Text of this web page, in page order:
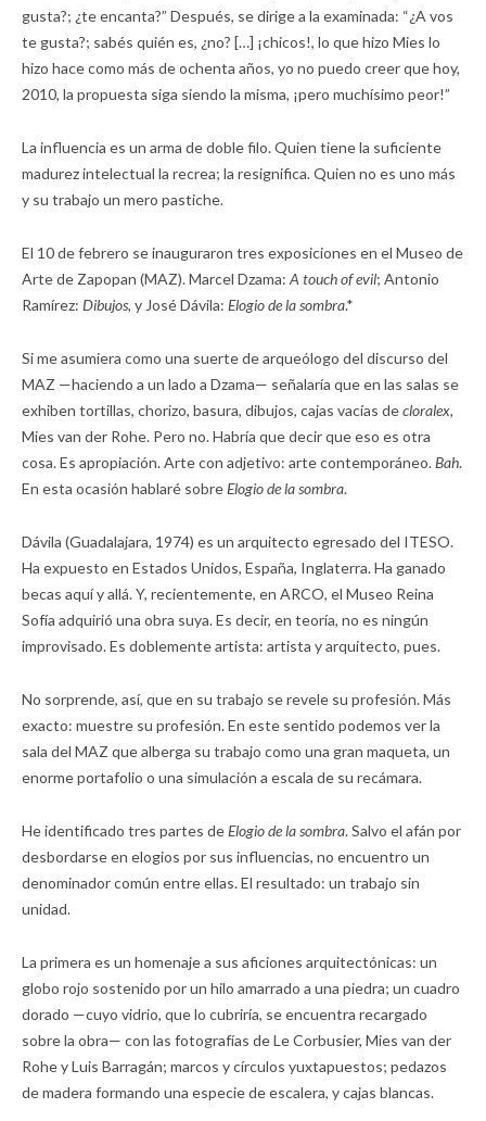
gusta?; ¿te encanta?” Después, se dirige a la examinada: “¿A vos
te gusta?; sabés quién es, ¿no? […] ¡chicos!, lo que hizo Mies lo
hizo hace como más de ochenta años, yo no puedo creer que hoy,
2010, la propuesta siga siendo la misma, ¡pero muchísimo peor!”
La influencia es un arma de doble filo. Quien tiene la suficiente
madurez intelectual la recrea; la resignifica. Quien no es uno más
y su trabajo un mero pastiche.
El 10 de febrero se inauguraron tres exposiciones en el Museo de
Arte de Zapopan (MAZ). Marcel Dzama: A touch of evil; Antonio
Ramírez: Dibujos, y José Dávila: Elogio de la sombra.*
Si me asumiera como una suerte de arqueólogo del discurso del
MAZ —haciendo a un lado a Dzama— señalaría que en las salas se
exhiben tortillas, chorizo, basura, dibujos, cajas vacías decloralex,
Mies van der Rohe. Pero no. Habría que decir que eso es otra
cosa. Es apropiación. Arte con adjetivo: arte contemporáneo.Bah.
En esta ocasión hablaré sobreElogio de la sombra.
Dávila (Guadalajara, 1974) es un arquitecto egresado del ITESO.
Ha expuesto en Estados Unidos, España, Inglaterra. Ha ganado
becas aquí y allá. Y, recientemente, en ARCO, el Museo Reina
Sofía adquirió una obra suya. Es decir, en teoría, no es ningún
improvisado. Es doblemente artista: artista y arquitecto, pues.
No sorprende, así, que en su trabajo se revele su profesión. Más
exacto: muestre su profesión. En este sentido podemos ver la
sala del MAZ que alberga su trabajo como una gran maqueta, un
enorme portafolio o una simulación a escala de su recámara.
He identificado tres partes deElogio de la sombra. Salvo el afán por
desbordarse en elogios por sus influencias, no encuentro un
denominador común entre ellas. El resultado: un trabajo sin
unidad.
La primera es un homenaje a sus aficiones arquitectónicas: un
globo rojo sostenido por un hilo amarrado a una piedra; un cuadro
dorado —cuyo vidrio, que lo cubriría, se encuentra recargado
sobre la obra— con las fotografías de Le Corbusier, Mies van der
Rohe y Luis Barragán; marcos y círculos yuxtapuestos; pedazos
de madera formando una especie de escalera, y cajas blancas.